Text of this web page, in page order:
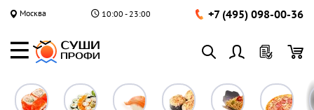
Москва 10:00 - 23:00 +7 (495) 098-00-36